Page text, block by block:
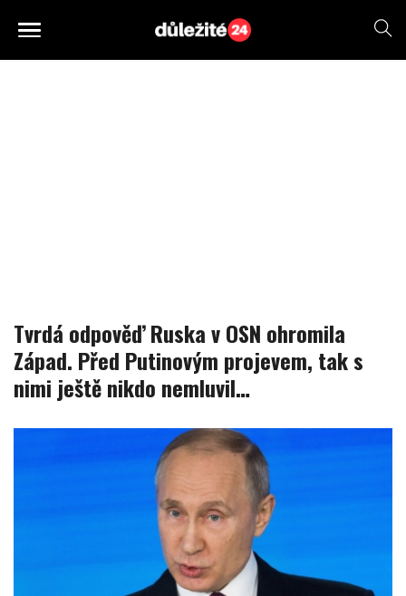
Tvrdá odpověď Ruska v OSN ohromila
Západ. Před Putinovým projevem, tak s
nimi ještě nikdo nemluvil…